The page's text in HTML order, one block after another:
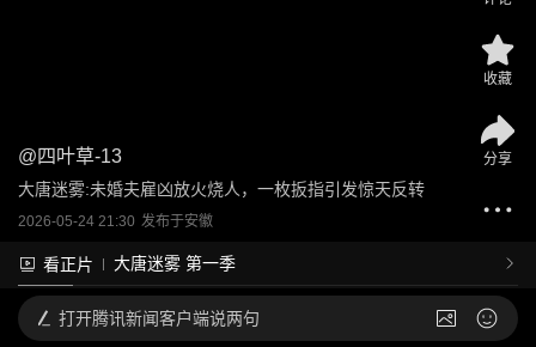
@四叶草-13
大唐迷雾:未婚夫雇凶放火烧人，一枚扳指引发惊天反转
2026-05-24 21:30 发布于安徽
看正片 大唐迷雾 第一季
收藏
分享
打开腾讯新闻客户端说两句